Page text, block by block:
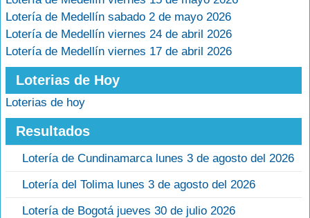
Lotería de Medellín sabado 2 de mayo 2026
Lotería de Medellín viernes 24 de abril 2026
Lotería de Medellín viernes 17 de abril 2026
Loterias de Hoy
Loterias de hoy
Resultados
Lotería de Cundinamarca lunes 3 de agosto del 2026
Lotería del Tolima lunes 3 de agosto del 2026
Lotería de Bogotá jueves 30 de julio 2026